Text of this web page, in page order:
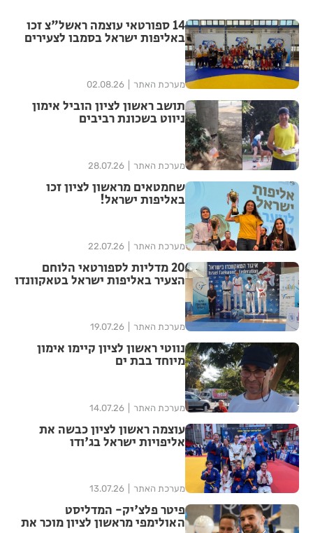
14 ספורטאי עוצמה ראשל"צ זכו
באליפות ישראל בסמבו לצעירים
מערכת האתר 02.08.26
תושב ראשון לציון הוביל אימון
ניווט בשכונת רביבים
מערכת האתר 28.07.26
שחמטאים מראשון לציון זכו
באליפות ישראל!
מערכת האתר 22.07.26
20 מדליות לספורטאי הלוחם
הצעיר באליפות ישראל בטאקוונדו
מערכת האתר 19.07.26
נווטי ראשון לציון קיימו אימון
מיוחד בבת ים
מערכת האתר 14.07.26
עוצמה ראשון לציון כבשה את
אליפויות ישראל בג'ודו
מערכת האתר 13.07.26
פיטר פלצ'יק- המדליסט
האולימפי מראשון לציון מוכר את